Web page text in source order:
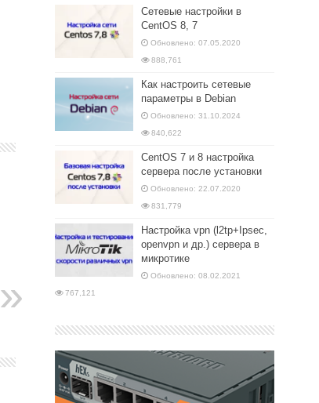
Сетевые настройки в
CentOS 8, 7
Обновлено: 07.05.2020
888,761
Как настроить сетевые
параметры в Debian
Обновлено: 31.10.2024
840,622
CentOS 7 и 8 настройка
сервера после установки
Обновлено: 22.07.2020
831,779
Настройка vpn (l2tp+Ipsec,
openvpn и др.) сервера в
микротике
Обновлено: 08.02.2021
767,121